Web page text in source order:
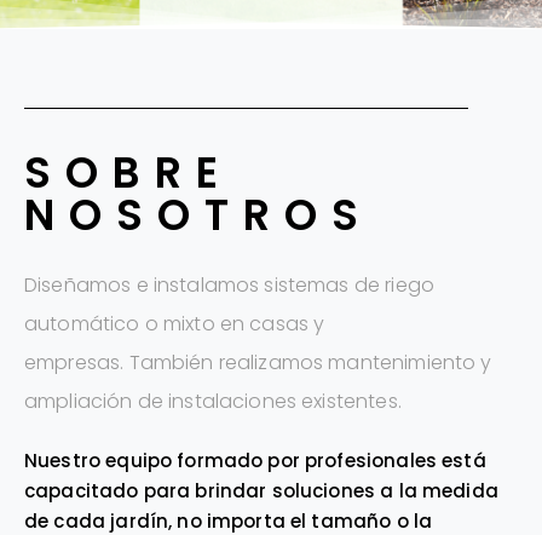
SOBRE
NOSOTROS
Diseñamos e instalamos sistemas de riego
automático o mixto en casas y
empresas. También realizamos mantenimiento y
ampliación de instalaciones existentes.
Nuestro equipo formado por profesionales está
capacitado para brindar soluciones a la medida
de cada jardín, no importa el tamaño o la